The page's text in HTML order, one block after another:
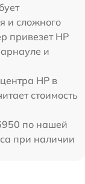
и сложного
привезет HP
и
HP в
стоимость
по нашей
при наличии